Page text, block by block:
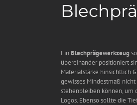
EinBlechprägewerkzeug
übereinander positioniert
Materialstärke hinsichtlich
gewisses Mindestmaß
stehenbleiben können, um
Logos. Ebenso sollte die